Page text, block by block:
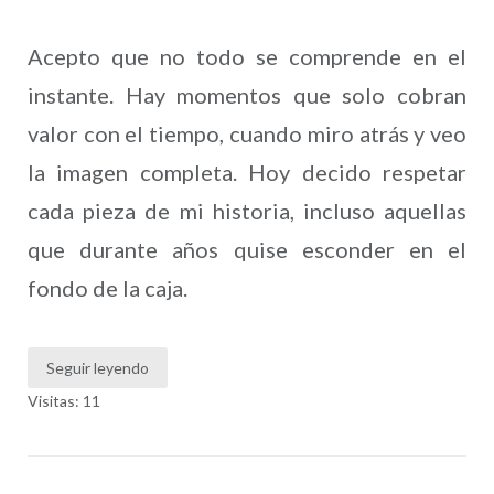
Acepto que no todo se comprende en el
instante. Hay momentos que solo cobran
valor con el tiempo, cuando miro atrás y veo
la imagen completa. Hoy decido respetar
cada pieza de mi historia, incluso aquellas
que durante años quise esconder en el
fondo de la caja.
Seguir leyendo
Visitas: 11